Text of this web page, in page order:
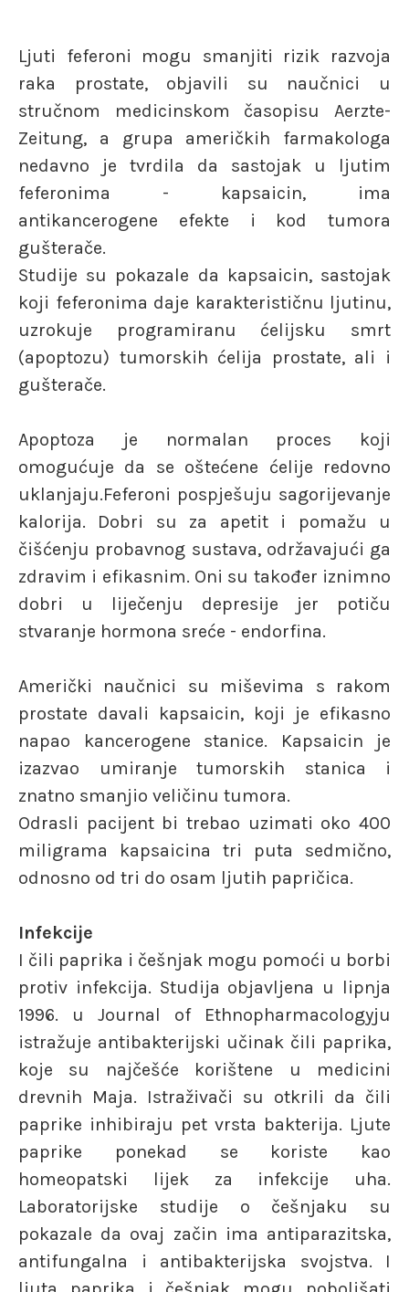
Ljuti feferoni mogu smanjiti rizik razvoja
raka prostate, objavili su naučnici u
stručnom medicinskom časopisu Aerzte-
Zeitung, a grupa američkih farmakologa
nedavno je tvrdila da sastojak u ljutim
feferonima - kapsaicin, ima
antikancerogene efekte i kod tumora
gušterače.
Studije su pokazale da kapsaicin, sastojak
koji feferonima daje karakterističnu ljutinu,
uzrokuje programiranu ćelijsku smrt
(apoptozu) tumorskih ćelija prostate, ali i
gušterače.
Apoptoza je normalan proces koji
omogućuje da se oštećene ćelije redovno
uklanjaju.Feferoni pospješuju sagorijevanje
kalorija. Dobri su za apetit i pomažu u
čišćenju probavnog sustava, održavajući ga
zdravim i efikasnim. Oni su također iznimno
dobri u liječenju depresije jer potiču
stvaranje hormona sreće - endorfina.
Američki naučnici su miševima s rakom
prostate davali kapsaicin, koji je efikasno
napao kancerogene stanice. Kapsaicin je
izazvao umiranje tumorskih stanica i
znatno smanjio veličinu tumora.
Odrasli pacijent bi trebao uzimati oko 400
miligrama kapsaicina tri puta sedmično,
odnosno od tri do osam ljutih papričica.
Infekcije
I čili paprika i češnjak mogu pomoći u borbi
protiv infekcija. Studija objavljena u lipnja
1996. u Journal of Ethnopharmacologyju
istražuje antibakterijski učinak čili paprika,
koje su najčešće korištene u medicini
drevnih Maja. Istraživači su otkrili da čili
paprike inhibiraju pet vrsta bakterija. Ljute
paprike ponekad se koriste kao
homeopatski lijek za infekcije uha.
Laboratorijske studije o češnjaku su
pokazale da ovaj začin ima antiparazitska,
antifungalna i antibakterijska svojstva. I